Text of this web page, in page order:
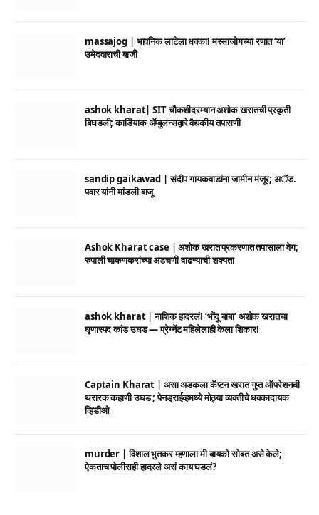
massajog | भावनिक लाटेला धक्का! मस्साजोगच्या रणात ‘या’
उमेदवाराची बाजी
ashok kharat| SIT चौकशीदरम्यान अशोक खरातची प्रकृती
बिघडली; कार्डियाक ॲम्बुलन्सद्वारे वैद्यकीय तपासणी
sandip gaikawad | संदीप गायकवाडांना जामीन मंजूर; अॅड.
पवार यांनी मांडली बाजू
Ashok Kharat case | अशोक खरात प्रकरणात तपासाला वेग;
रुपाली चाकणकरांच्या अडचणी वाढण्याची शक्यता
ashok kharat | नाशिक हादरलं! ‘भोंदू बाबा’ अशोक खरातचा
घृणास्पद कांड उघड — प्रेग्नेंट महिलेलाही केला शिकार!
Captain Kharat | असा अडकला कॅप्टन खरात गुप्त ऑपरेशनची
थरारक कहाणी उघड ; पेनड्राईव्हमध्ये मोठ्या व्यक्तीचे धक्कादायक
व्हिडीओ
murder | विशाल भुतकर म्हणाला मी बायको सोबत असे केले;
ऐकताच पोलीसही हादरले असं काय घडलं?